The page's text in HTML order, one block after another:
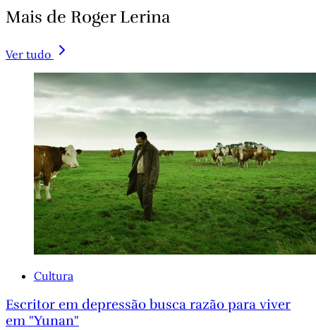
Mais de Roger Lerina
Ver tudo
Cultura
Escritor em depressão busca razão para viver
em "Yunan"